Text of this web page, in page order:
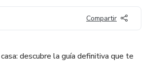
Compartir
descubre la guía definitiva que te